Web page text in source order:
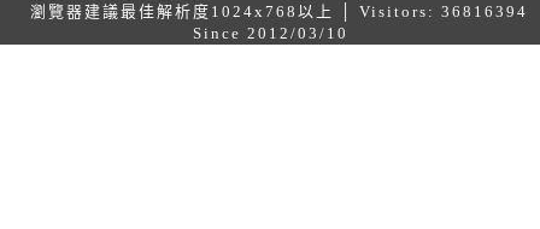
瀏覽器建議最佳解析度1024x768以上 │ Visitors: 36816394
Since 2012/03/10